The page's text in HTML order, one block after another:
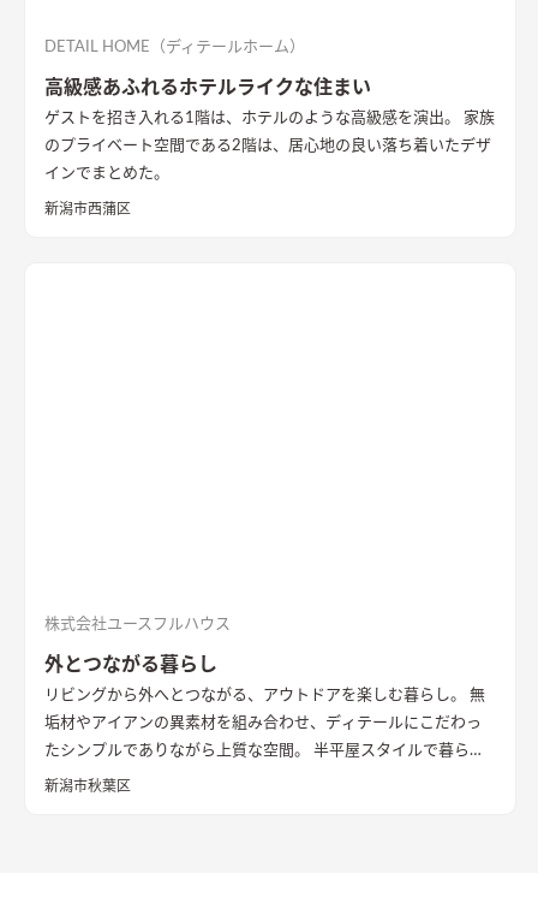
DETAIL HOME（ディテールホーム）
高級感あふれるホテルライクな住まい
ゲストを招き入れる1階は、ホテルのような高級感を演出。 家族
のプライベート空間である2階は、居心地の良い落ち着いたデザ
インでまとめた。
新潟市西蒲区
株式会社ユースフルハウス
外とつながる暮らし
リビングから外へとつながる、アウトドアを楽しむ暮らし。 無
垢材やアイアンの異素材を組み合わせ、ディテールにこだわっ
たシンプルでありながら上質な空間。 半平屋スタイルで暮らし
の動線にもこだわりました。
新潟市秋葉区